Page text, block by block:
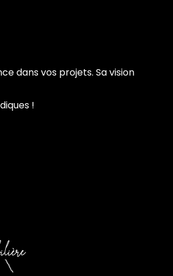
dans vos projets. Sa vision
!